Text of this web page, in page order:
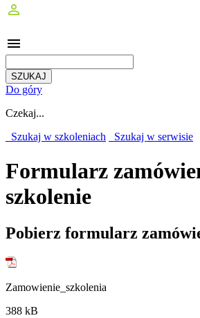
perm_identity
menu
Do góry
Czekaj...
Szukaj w szkoleniach
Szukaj w serwisie
Formularz
szkolenie
Pobierz formularz
Zamowienie_szkolenia
388 kB